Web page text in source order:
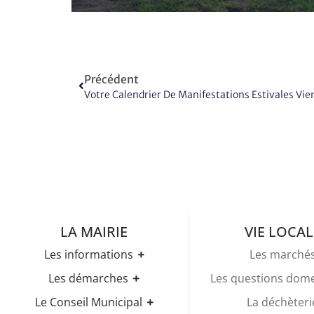
Précédent
Votre Calendrier De Manifestations Estivales
LA MAIRIE
Les informations
Les horaires
Les élections
Les démarches
Etat-civil
Le Conseil Municipal
VIE
Les
Les questions
La